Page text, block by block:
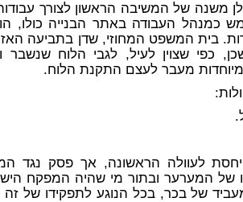
משנה של המשיבה הראשון לצורך
כמנהל העבודה באתר הבנייה כולו,
בית המשפט המחוזי, שדן בתביעה
כפי שצוין לעיל, לגבי הלוח שנשבר
מעבר לעצם התקנת הלוח.
לעוולה הראשונה, אך פסק נגד
של המערער ובתור מי שהיה המפקח
של בכר, בכל הנוגע לתפקידו של